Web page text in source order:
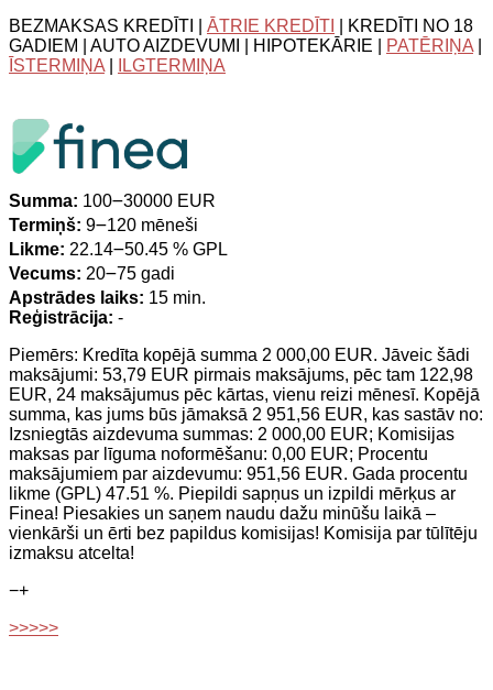
BEZMAKSAS KREDĪTI | ĀTRIE KREDĪTI
| KREDĪTI NO 18
GADIEM | AUTO AIZDEVUMI | HIPOTEKĀRIE |
PATĒRIŅA|
ĪSTERMIŅA| ILGTERMIŅA
Summa: 100౼30000 EUR
Termiņš: 9౼120 mēneši
Likme: 22.14౼50.45 % GPL
Vecums: 20౼75 gadi
Apstrādes laiks: 15 min.
Reģistrācija: -
Piemērs: Kredīta kopējā summa 2 000,00 EUR. Jāveic šādi
maksājumi: 53,79 EUR pirmais maksājums, pēc tam 122,98
EUR, 24 maksājumus pēc kārtas, vienu reizi mēnesī. Kopējā
summa, kas jums būs jāmaksā 2 951,56 EUR, kas sastāv no:
Izsniegtās aizdevuma summas: 2 000,00 EUR; Komisijas
maksas par līguma noformēšanu: 0,00 EUR; Procentu
maksājumiem par aizdevumu: 951,56 EUR. Gada procentu
likme (GPL) 47.51 %. Piepildi sapņus un izpildi mērķus ar
Finea! Piesakies un saņem naudu dažu minūšu laikā –
vienkārši un ērti bez papildus komisijas! Komisija par tūlītēju
izmaksu atcelta!
−+
>>>>>